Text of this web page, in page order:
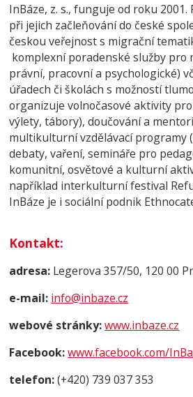
InBáze, z. s., funguje od roku
při jejich začleňování do české
českou veřejnost s migrační
komplexní poradenské služby pro
právní, pracovní a psychologické)
úřadech či školách s možností
organizuje volnočasové aktivity
výlety, tábory), doučování a
multikulturní vzdělávací programy
debaty, vaření, semináře pro
komunitní, osvětové a kulturní
například interkulturní festival
InBáze je i sociální podnik
Kontakt:
adresa: Legerova 357/50, 120 00
e-mail: info@inbaze.cz
webové stránky:www.inbaze.cz
Facebook: www.facebook.com/
telefon:(+420) 739 037 353